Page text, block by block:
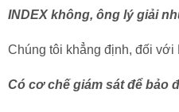
INDEX không, ông lý giải
Chúng tôi khẳng định, đối với
Có cơ chế giám sát để bảo